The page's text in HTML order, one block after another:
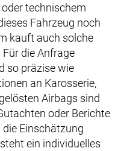
technischem
Fahrzeug noch
kauft auch solche
die Anfrage
so präzise wie
an Karosserie,
Airbags sind
oder Berichte
Einschätzung
ein individuelles